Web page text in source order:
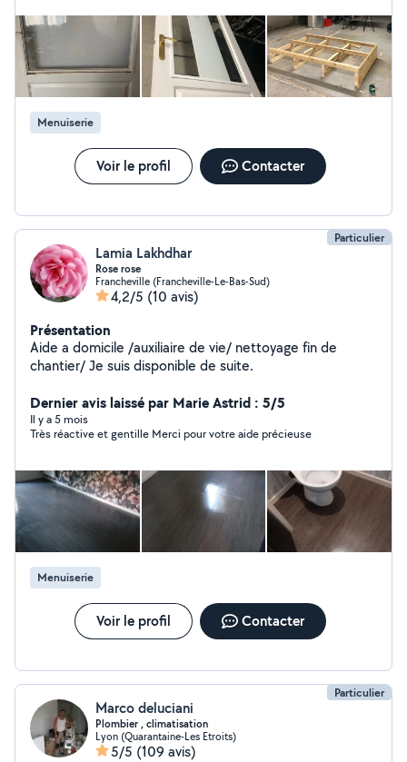
articles de SDB, etc. Installation de tringles à rideaux,
détecteur de fumée Remplacement de poignées de
porte MAIS AUSSI : Réalisation
menuiseries/agencements sur-mesure ou rénovation
d'articles en bois Entretien de terrasses et balcons
(nettoyage haute pression) ET réalisation de travaux de
petit jardinage (si matériel fourni par le client)
Menuiserie
Voir le profil Contacter
Particulier
Lamia Lakhdhar
Rose rose
Francheville (Francheville-Le-Bas-Sud)
4,2/5 (10 avis)
Présentation
Aide a domicile /auxiliaire de vie/ nettoyage fin de
chantier/ Je suis disponible de suite.
Dernier avis laissé par Marie Astrid : 5/5
Il y a 5 mois
Très réactive et gentille Merci pour votre aide précieuse
Menuiserie
Voir le profil Contacter
Particulier
Marco deluciani
Plombier , climatisation
Lyon (Quarantaine-Les Etroits)
5/5 (109 avis)